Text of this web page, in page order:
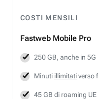
COSTI MENSILI
Fastweb Mobile Pro
250 GB, anche in 5G
Minuti illimitativerso
45 GB di roaming UE